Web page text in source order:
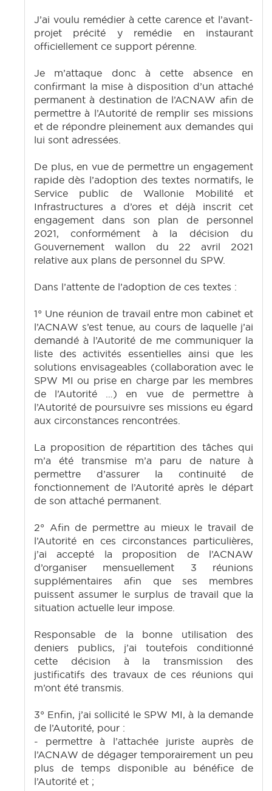
J’ai voulu remédier à cette carence et l’avant-
projet précité y remédie en instaurant
officiellement ce support pérenne.
Je m’attaque donc à cette absence en
confirmant la mise à disposition d’un attaché
permanent à destination de l’ACNAW afin de
permettre à l’Autorité de remplir ses missions
et de répondre pleinement aux demandes qui
lui sont adressées.
De plus, en vue de permettre un engagement
rapide dès l’adoption des textes normatifs, le
Service public de Wallonie Mobilité et
Infrastructures a d’ores et déjà inscrit cet
engagement dans son plan de personnel
2021, conformément à la décision du
Gouvernement wallon du 22 avril 2021
relative aux plans de personnel du SPW.
Dans l’attente de l’adoption de ces textes :
1° Une réunion de travail entre mon cabinet et
l’ACNAW s’est tenue, au cours de laquelle j’ai
demandé à l’Autorité de me communiquer la
liste des activités essentielles ainsi que les
solutions envisageables (collaboration avec le
SPW MI ou prise en charge par les membres
de l’Autorité …) en vue de permettre à
l’Autorité de poursuivre ses missions eu égard
aux circonstances rencontrées.
La proposition de répartition des tâches qui
m’a été transmise m’a paru de nature à
permettre d’assurer la continuité de
fonctionnement de l’Autorité après le départ
de son attaché permanent.
2° Afin de permettre au mieux le travail de
l’Autorité en ces circonstances particulières,
j’ai accepté la proposition de l’ACNAW
d’organiser mensuellement 3 réunions
supplémentaires afin que ses membres
puissent assumer le surplus de travail que la
situation actuelle leur impose.
Responsable de la bonne utilisation des
deniers publics, j’ai toutefois conditionné
cette décision à la transmission des
justificatifs des travaux de ces réunions qui
m’ont été transmis.
3° Enfin, j’ai sollicité le SPW MI, à la demande
de l’Autorité, pour :
- permettre à l’attachée juriste auprès de
l’ACNAW de dégager temporairement un peu
plus de temps disponible au bénéfice de
l’Autorité et ;